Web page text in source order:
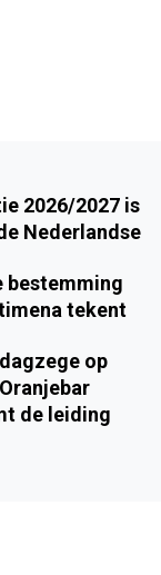
2026/2027 is
Nederlandse
bestemming
tekent
op
de leiding